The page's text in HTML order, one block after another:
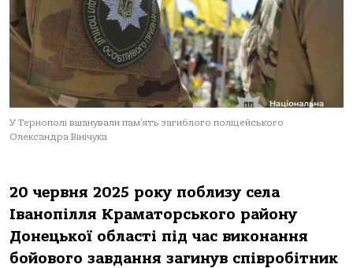
У Тернополі вшанували пам’ять загиблого поліцейського
Олександра Вінічука
20 червня 2025 року поблизу села
Іванопілля Краматорського району
Донецької області під час виконання
бойового завдання загинув співробітник